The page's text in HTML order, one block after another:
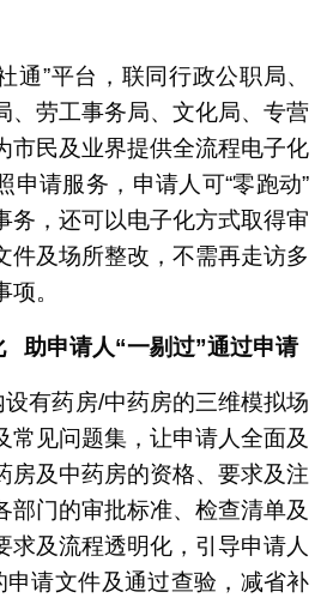
通”平台，联同行政公职局、
、劳工事务局、文化局、专营
市民及业界提供全流程电子化
申请服务，申请人可“零跑动”
务，还可以电子化方式取得审
件及场所整改，不需再走访多
。
助申请人“一剔过”通过申请
有药房/中药房的三维模拟场
常见问题集，让申请人全面及
房及中药房的资格、要求及注
部门的审批标准、检查清单及
求及流程透明化，引导申请人
申请文件及通过查验，减省补